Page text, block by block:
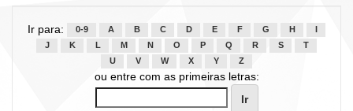
Ir para: 0-9 A B C D E F G H
J
K L M N O P Q R S
T
U
V W X Y Z
ou entre com as primeiras letras: